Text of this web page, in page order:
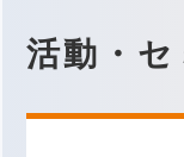
活動・セ